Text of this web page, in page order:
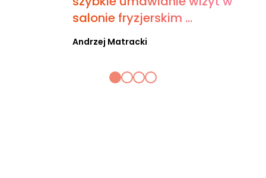
salonie fryzjerskim ...
Andrzej Matracki